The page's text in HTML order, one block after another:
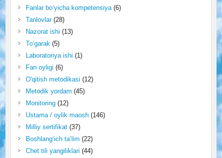
Fanlar bo‘yicha kompetensiya(6)
Tanlovlar(28)
Nazorat ishi (13)
To‘garak (5)
Laboratoriya ishi (1)
Fan oyligi (6)
O'qitish metodikasi (12)
Metodik yordam (45)
Monitoring(12)
Ustama / oylik maosh(146)
Milliy sertifikat(37)
Boshlang‘ich ta’lim (22)
Chet tili yangiliklari (44)